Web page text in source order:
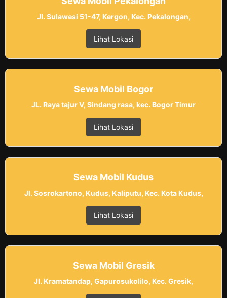
Jl. Sulawesi 51-47, Kergon, Kec. Pekalongan,
Lihat Lokasi
Sewa Mobil Bogor
JL. Raya tajur V, Sindang rasa, kec. Bogor Timur
Lihat Lokasi
Sewa Mobil Kudus
Jl. Sosrokartono, Kudus, Kaliputu, Kec. Kota Kudus,
Lihat Lokasi
Sewa Mobil Gresik
Jl. Kramatandap, Gapurosukolilo, Kec. Gresik,